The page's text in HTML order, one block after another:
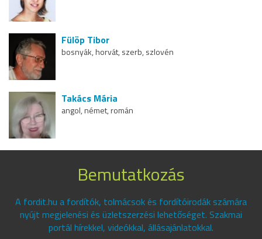
Fülöp Tibor
bosnyák, horvát, szerb, szlovén
Takács Mária
angol, német, román
Bemutatkozás
A fordit.hu a fordítók, tolmácsok és fordítóirodák számára
nyújt megjelenési és üzletszerzési lehetőséget. Szakmai
portál hírekkel, videókkal, állásajánlatokkal.